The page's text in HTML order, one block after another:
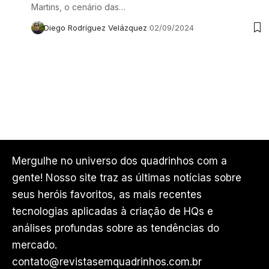
Martins, o cenário das…
Diego Rodríguez Velázquez 02/09/2024
Mergulhe no universo dos quadrinhos com a
gente! Nosso site traz as últimas notícias sobre
seus heróis favoritos, as mais recentes
tecnologias aplicadas à criação de HQs e
análises profundas sobre as tendências do
mercado.
contato@revistasemquadrinhos.com.br